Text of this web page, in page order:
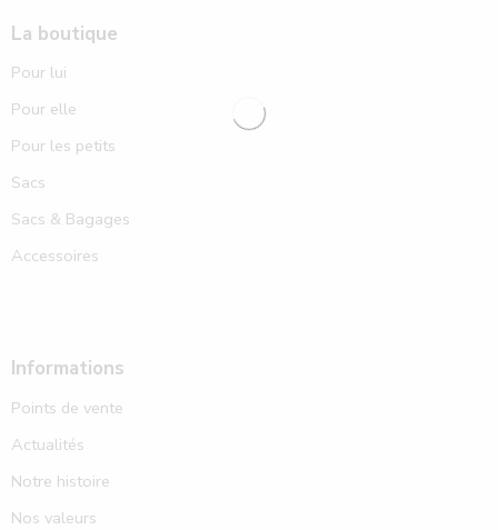
La boutique
Pour lui
Pour elle
Pour les petits
Sacs
Sacs & Bagages
Accessoires
Informations
Points de vente
Actualités
Notre histoire
Nos valeurs